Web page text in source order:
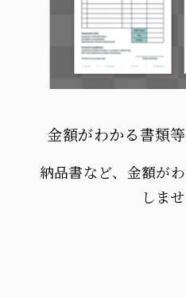
金額がわかる書類
納品書など、金額が
しませ